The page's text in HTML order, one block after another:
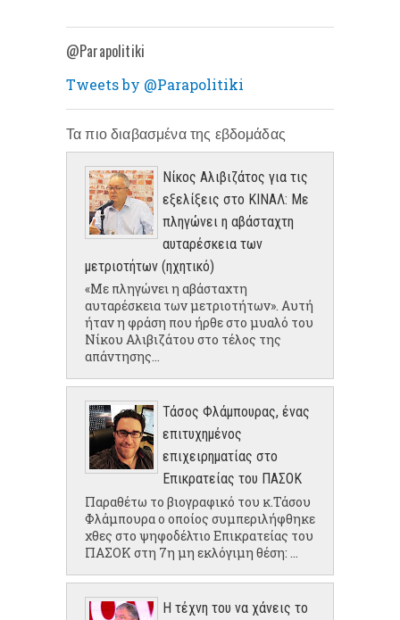
@Parapolitiki
Tweets by @Parapolitiki
Τα πιο διαβασμένα της εβδομάδας
Νίκος Αλιβιζάτος για τις
εξελίξεις στο ΚΙΝΑΛ: Με
πληγώνει η αβάσταχτη
αυταρέσκεια των
μετριοτήτων (ηχητικό)
«Με πληγώνει η αβάσταχτη
αυταρέσκεια των μετριοτήτων». Αυτή
ήταν η φράση που ήρθε στο μυαλό του
Νίκου Αλιβιζάτου στο τέλος της
απάντησης...
Τάσος Φλάμπουρας, ένας
επιτυχημένος
επιχειρηματίας στο
Επικρατείας του ΠΑΣΟΚ
Παραθέτω το βιογραφικό του κ.Τάσου
Φλάμπουρα ο οποίος συμπεριλήφθηκε
χθες στο ψηφοδέλτιο Επικρατείας του
ΠΑΣΟΚ στη 7η μη εκλόγιμη θέση: ...
Η τέχνη του να χάνεις το